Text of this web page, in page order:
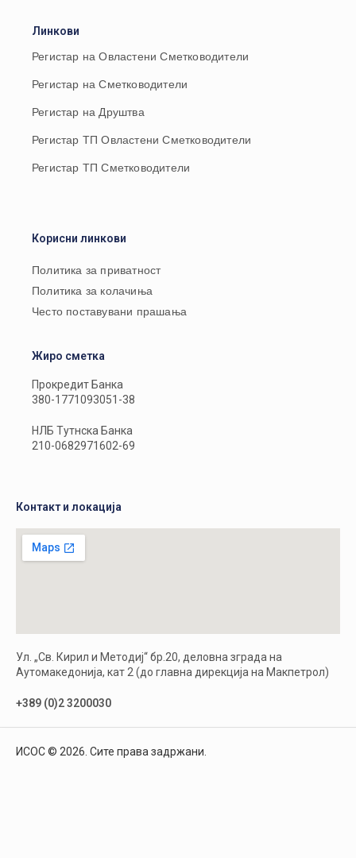
Линкови
Регистар на Овластени Сметководители
Регистар на Сметководители
Регистар на Друштва
Регистар ТП Овластени Сметководители
Регистар ТП Сметководители
Корисни линкови
Политика за приватност
Политика за колачиња
Често поставувани прашања
Жиро сметка
Прокредит Банка
380-1771093051-38
НЛБ Тутнска Банка
210-0682971602-69
Контакт и локација
Ул. „Св. Кирил и Методиј“ бр.20, деловна зграда на
Аутомакедонија, кат 2 (до главна дирекција на Макпетрол)
+389 (0)2 3200030
ИСОС © 2026. Сите права задржани.